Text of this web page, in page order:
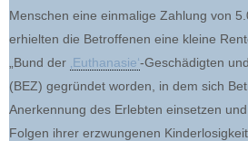
Menschen eine einmalige Zahlung von
erhielten die Betroffenen eine kleine
„Bund der ‚Euthanasie‘-Geschädigten
(BEZ) gegründet worden, in dem sich
Anerkennung des Erlebten einsetzen
Folgen ihrer erzwungenen